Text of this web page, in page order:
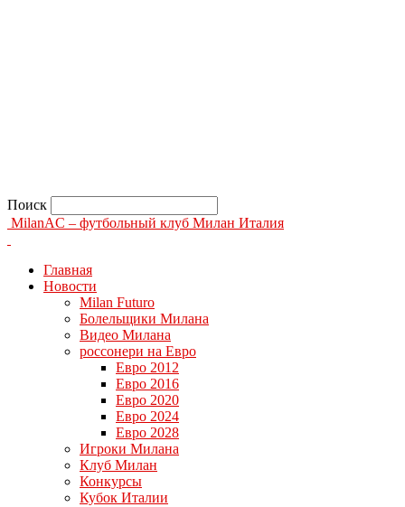
Поиск
MilanAC – футбольный клуб Милан Италия
Главная
Новости
Milan Futuro
Болельщики Милана
Видео Милана
россонери на Евро
Евро 2012
Евро 2016
Евро 2020
Евро 2024
Евро 2028
Игроки Милана
Клуб Милан
Конкурсы
Кубок Италии